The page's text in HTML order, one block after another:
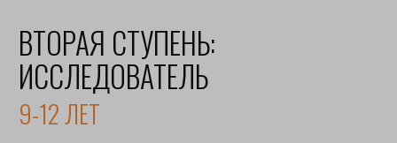
ПРОЕКТЫ
Перед учителем стоит задача —
не просто передать ребенку конкретные
знания, но и научить использовать
их на практике, это можно реализовать